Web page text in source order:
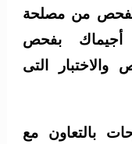
من مصلحة
أجيماك بفحص
والاختبار التى
بالتعاون مع